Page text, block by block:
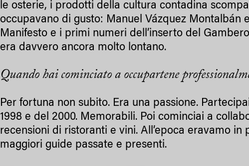
le osterie, i prodotti della cultura contadina
occupavano di gusto: Manuel Vázquez Montalbán
Manifesto e i primi numeri dell’inserto del
era davvero ancora molto lontano.
Quando hai cominciato a occupartene
Per fortuna non subito. Era una passione.
1998 e del 2000. Memorabili. Poi cominciai a
recensioni di ristoranti e vini. All’epoca eravamo
maggiori guide passate e presenti.